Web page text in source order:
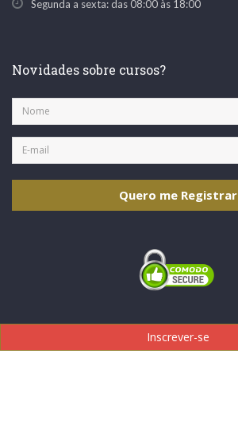
Inscrever-se
Segunda a sexta: das 08:00 às 18:00
Novidades sobre cursos?
Quero me Registrar